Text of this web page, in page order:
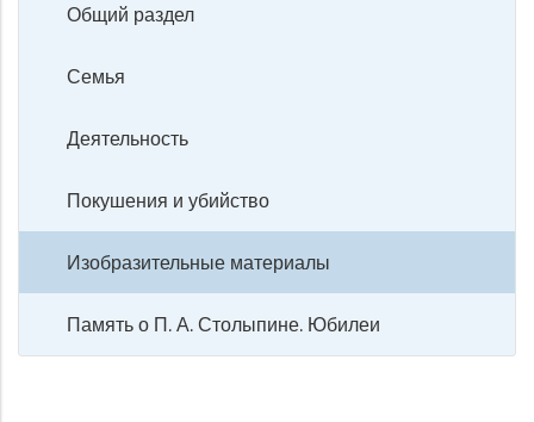
Общий раздел
Семья
Деятельность
Покушения и убийство
Изобразительные материалы
Память о П. А. Столыпине. Юбилеи